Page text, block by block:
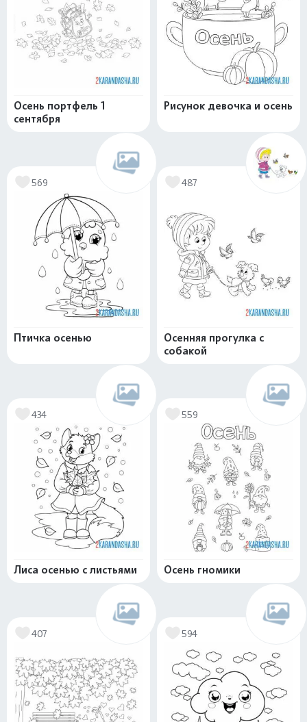
Осень портфель 1
сентября
Рисунок девочка и осень
569
Птичка осенью
487
Осенняя прогулка с
собакой
434
Лиса осенью с листьями
559
Осень гномики
407 594